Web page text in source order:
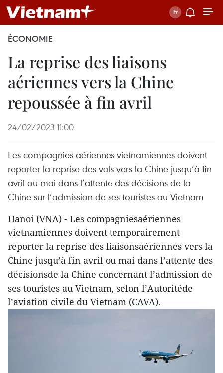
ÉCONOMIE
La reprise des liaisons
aériennes vers la Chine
repoussée à fin avril
24/02/2023 11:00
Les compagnies aériennes vietnamiennes doivent
reporter la reprise des vols vers la Chine jusqu’à fin
avril ou mai dans l’attente des décisions de la
Chine sur l’admission de ses touristes au Vietnam
Hanoi (VNA) - Les compagniesaériennes
vietnamiennes doivent temporairement
reporter la reprise des liaisonsaériennes vers la
Chine jusqu’à fin avril ou mai dans l’attente des
décisionsde la Chine concernant l’admission de
ses touristes au Vietnam, selon l’Autoritéde
l’aviation civile du Vietnam (CAVA).